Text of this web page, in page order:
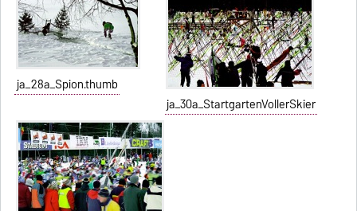
ja_28a_Spion.thumb
ja_30a_StartgartenVollerSkier